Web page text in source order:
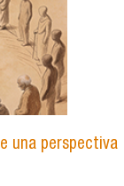
una perspectiva